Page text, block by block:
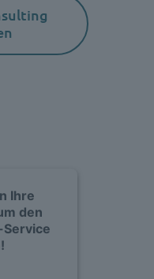
Ihre
den
Service